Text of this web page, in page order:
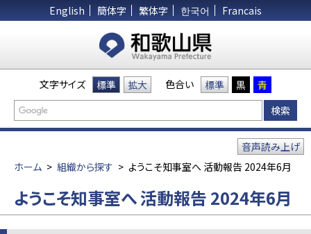
English 簡体字 繁体字 한국어 Francais
文字サイズ 標準 拡大 色合い 標準 黒 青
ホーム > 組織から探す > ようこそ知事室へ 活動報告 2024年6月
音声読み上げ
ようこそ知事室へ 活動報告 2024年6月